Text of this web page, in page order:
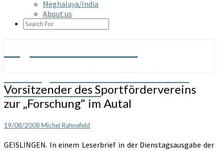
Meghalaya/India
About us
SEARCH
ICON
Grabenstetten e.V.
Vorsitzender
des
Sportfördervereins
„Forschung“
Autal
Vorsitzender des Sportfördervereins
zur „Forschung“ im Autal
19/08/2008 Michel Rahnefeld
GEISLINGEN. In einem Leserbrief in der Dienstagsausgabe der